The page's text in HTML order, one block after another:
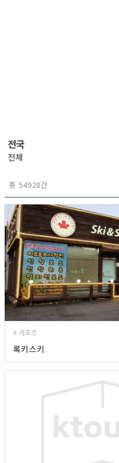
전국
전체
총 54928건
# 레포츠
록키스키